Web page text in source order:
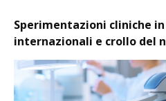
Sperimentazioni cliniche
internazionali e crollo del